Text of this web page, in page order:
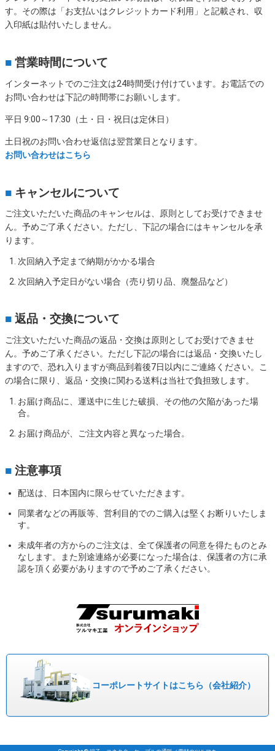
す。その際は「お支払いはクレジットカード利用」と記載され、収
入印紙は貼付いたしません。
■ 営業時間について
インターネットでのご注文は24時間受け付けています。お電話での
お問い合わせは下記の時間帯にお願いします。
平日 9:00～17:30（土・日・祝日は定休日）
土日祝のお問い合わせ返信は翌営業日となります。
お問い合わせはこちら
■ キャンセルについて
ご注文いただいた商品のキャンセルは、原則としてお受けできませ
ん。予めご了承ください。ただし、下記の場合にはキャンセルを承
ります。
次回納入予定まで納期がかかる場合
次回納入予定日がない場合（売り切り品、廃盤品など）
■ 返品・交換について
ご注文いただいた商品の返品・交換は原則としてお受けできませ
ん。予めご了承ください。ただし下記の場合には返品・交換いたし
ますので、恐れ入りますが商品到着後7日以内にご連絡ください。こ
の場合に限り、返品・交換に関わる送料は当社で負担致します。
お届け商品に、運送中に生じた破損、その他の欠陥があった場
合。
お届け商品が、ご注文内容と異なった場合。
■ 注意事項
配送は、日本国内に限らせていただきます。
同業者などの再販等、営利目的でのご購入は堅くお断りいたしま
す。
未成年者の方からのご注文は、全て保護者の同意を得たものとみ
なします。また別途連絡が必要になった場合は、保護者の方に承
認を頂く必要がありますので予めご了承ください。
コーポレートサイトはこちら （会社紹介）